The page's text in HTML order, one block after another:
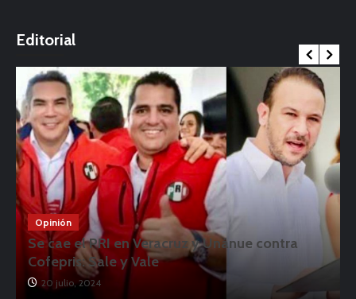
Editorial
Opinión
Se cae el PRI en Veracruz y Unánue contra
Cofepris: Sale y Vale
20 julio, 2024